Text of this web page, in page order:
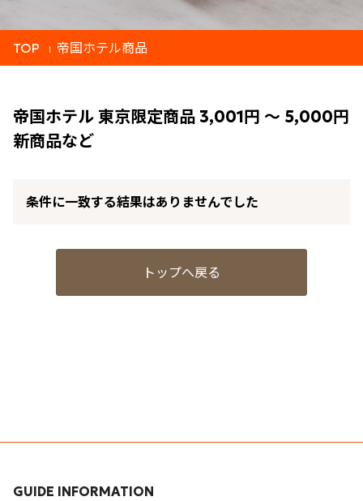
TOP 帝国ホテル商品
帝国ホテル 東京限定商品 3,001円 ～ 5,000円
新商品など
条件に一致する結果はありませんでした
トップへ戻る
GUIDE INFORMATION